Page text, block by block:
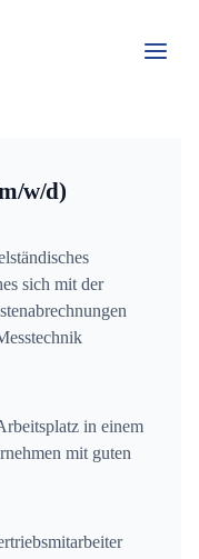
w/d)
sich mit der
in einem
mit guten